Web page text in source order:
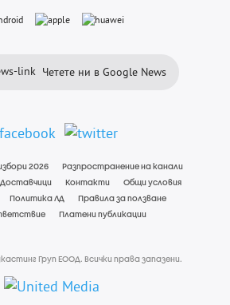
Четете ни в Google News
2026
Разпространение на канали
Доставчици Контакти
Общи условия
Политика ЛД
Правила за ползване
Платени публикации
Груп ЕООД. Всички права запазени.